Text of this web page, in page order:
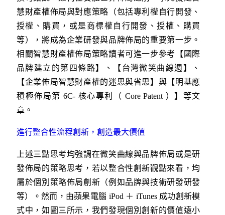
慧財產權佈局與對應策略（包括專利權自行開發、
授權、購買，或是商標權自行開發、授權、購買
等），將成為企業研發與品牌佈局的重要第一步。
相關智慧財產權佈局策略讀者可進一步參考【國際
品牌建立的第四條路】、【台灣微笑曲線週】、
【企業佈局智慧財產權的迷思與省思】與【明基應
積極佈局第 6C- 核心專利（ Core Patent ）】等文
章。
進行整合性流程創新，創造最大價值
上述三點思考均強調在微笑曲線與品牌佈局或是研
發佈局的策略思考，若以整合性創新觀點來看，均
屬於個別策略佈局創新（例如品牌與技術研發研發
等）。然而，由蘋果電腦 iPod ＋ iTunes 成功創新模
式中，如圖三所示，我們發現個別創新的價值遠小